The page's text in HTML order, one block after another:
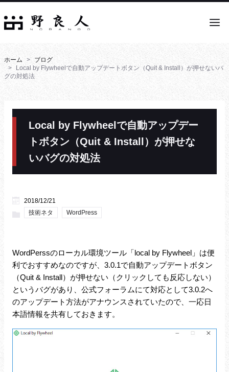
ホーム
ブログ
Local by Flywheelで自動アップデートボタン（Quit & Install）が押せないバ
グの対処法
Local by Flywheelで自動アップデー
トボタン（Quit & Install）が押せな
いバグの対処法
2018/12/21
技術ネタ
WordPress
WordPerssのローカル環境ツール「local by Flywheel」は便
利でおすすめなのですが、3.0.1で自動アップデートボタン
（Quit & Install）が押せない（クリックしても反応しない）
というバグがあり、公式フォーラムにて対応として3.0.2へ
のアップデート方法がアナウンスされていたので、一応日
本語情報を共有しておきます。